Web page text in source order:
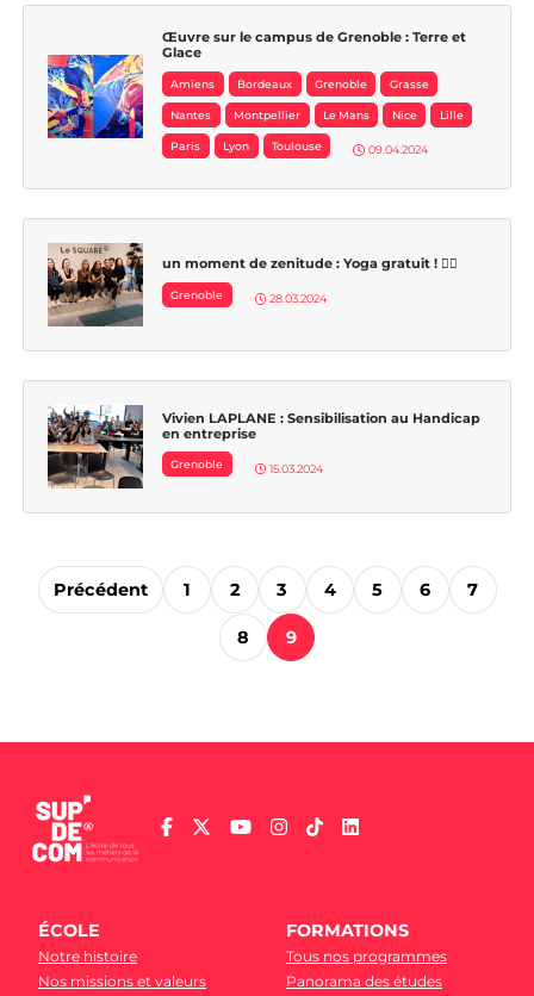
Œuvre sur le campus de Grenoble : Terre et
Glace
Amiens Bordeaux Grenoble Grasse
Nantes Montpellier Le Mans Nice Lille
Paris Lyon Toulouse 09.04.2024
un moment de zenitude : Yoga gratuit ! 🧘‍♂️
Grenoble 28.03.2024
Vivien LAPLANE : Sensibilisation au Handicap
en entreprise
Grenoble 15.03.2024
Précédent 1 2 3 4 5 6 7
8 9
ÉCOLE
Notre histoire
Nos missions et valeurs
FORMATIONS
Tous nos programmes
Panorama des études